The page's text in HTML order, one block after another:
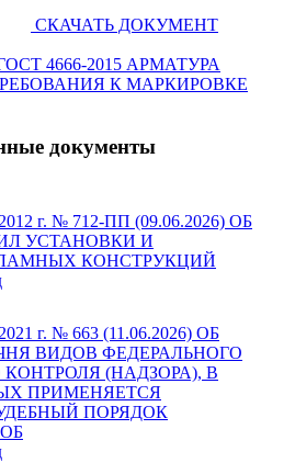
СКАЧАТЬ ДОКУМЕНТ
4666-2015 АРМАТУРА
К МАРКИРОВКЕ
документы
г. № 712-ПП (09.06.2026) ОБ
УСТАНОВКИ И
КОНСТРУКЦИЙ
г. № 663 (11.06.2026) ОБ
ВИДОВ ФЕДЕРАЛЬНОГО
(НАДЗОРА), В
ПРИМЕНЯЕТСЯ
ПОРЯДОК